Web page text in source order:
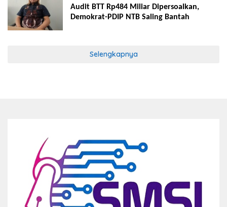
Audit BTT Rp484 Miliar Dipersoalkan,
Demokrat-PDIP NTB Saling Bantah
Selengkapnya